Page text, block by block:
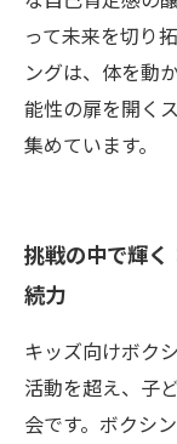
って未来を切り
ングは、体を動
能性の扉を開く
集めています。
挑戦の中で輝
続力
キッズ向けボク
活動を超え、子
会です。ボクシ